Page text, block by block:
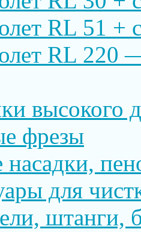
RL 51 +
RL 220
высокого
фрезы
для
штанги,